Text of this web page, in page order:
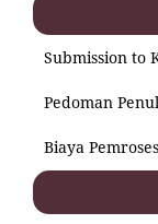
Submission to
Pedoman
Biaya